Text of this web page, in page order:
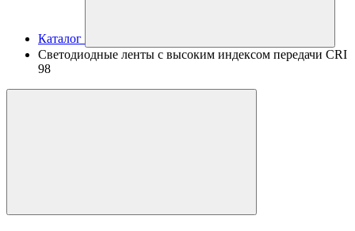
Каталог
Светодиодные ленты с высоким индексом передачи CRI
98